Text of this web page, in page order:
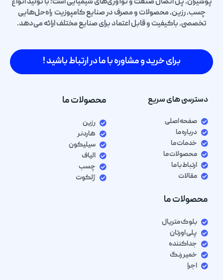
چسب، رزین، محصولات و مصرف در صنایع کامپوزیت راه‌حل‌هایی
تخصصی، باکیفیت و قابل اعتماد برای صنایع مختلف ارائه می‌دهد.
برای خرید و مشاوره با ما در ارتباط باشید !
دسترسی های سریع
صفحه اصلی
درباره ما
خدمات ما
محصولات ما
ارتباط با ما
مقالات
محصولات ما
رزین
هاردنر
سیلیکون
الیاف
چسب
ژلکوت
محصولات ما
بلوک متریال
پلی اورتان
جداکننده
خمیر رنگ
اجرا